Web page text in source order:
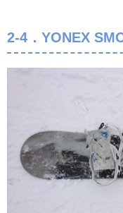
2-4．YONEX